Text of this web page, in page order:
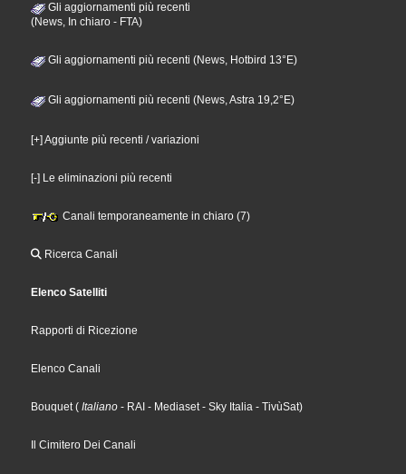
Gli aggiornamenti più recenti
(News, In chiaro - FTA)
Gli aggiornamenti più recenti (News, Hotbird 13°E)
Gli aggiornamenti più recenti (News, Astra 19,2°E)
[+] Aggiunte più recenti / variazioni
[-] Le eliminazioni più recenti
Canali temporaneamente in chiaro (7)
Ricerca Canali
Elenco Satelliti
Rapporti di Ricezione
Elenco Canali
Bouquet( Italiano - RAI - Mediaset- Sky Italia - TivùSat)
Il Cimitero Dei Canali